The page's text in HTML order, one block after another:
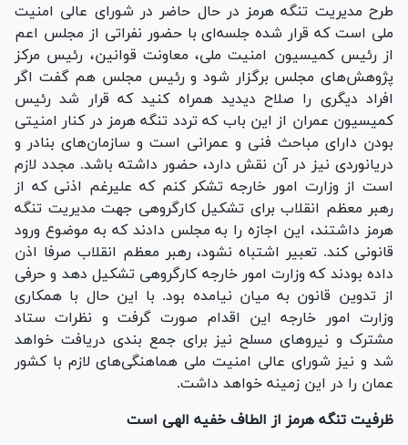
طرح مدیریت تنگه هرمز در حال حاضر در شورای عالی امنیت
ملی است که قرار شده جلسه‌ای با حضور نفراتی از مجلس اعم
از رئیس کمیسیون امنیت ملی، معاونت قوانین، رئیس مرکز
پژوهش‌های مجلس برگزار شود و رئیس مجلس هم گفت اگر
افراد دیگری را صلاح دیدید همراه کنید که قرار شد رئیس
کمیسیون عمران از این باب که تردد تنگه هرمز در کنار امنیتی
بودن دارای مباحث فنی و عمرانی است و سازمان‌های بنادر و
دریانوردی نیز در آن نقش دارد، حضور داشته باشد. مجدد لازم
است از وزارت امور خارجه تشکر کنم که علیرغم اذنی که از
رهبر معظم انقلاب برای تشکیل کارگروهی جهت مدیریت تنگه
هرمز داشتند، این اجازه را به مجلس دادند که به موضوع ورود
قانونی کند. تعبیر اشتباه نشود، رهبر معظم انقلاب صرفا اذن
داده بودند که وزارت امور خارجه کارگروهی تشکیل دهد و حرفی
از تدوین قانون به میان نیامده بود. با این حال با همکاری
وزارت امور خارجه این اقدام صورت گرفت و نظرات ستاد
مشترک و نیرو‌های مسلح نیز برای جمع بندی دریافت خواهد
شد و نیز شورای عالی امنیت ملی هماهنگی‌های لازم با کشور
عمان را در این زمینه خواهد داشت.
ظرفیت تنگه هرمز از الطاف خفیه الهی است